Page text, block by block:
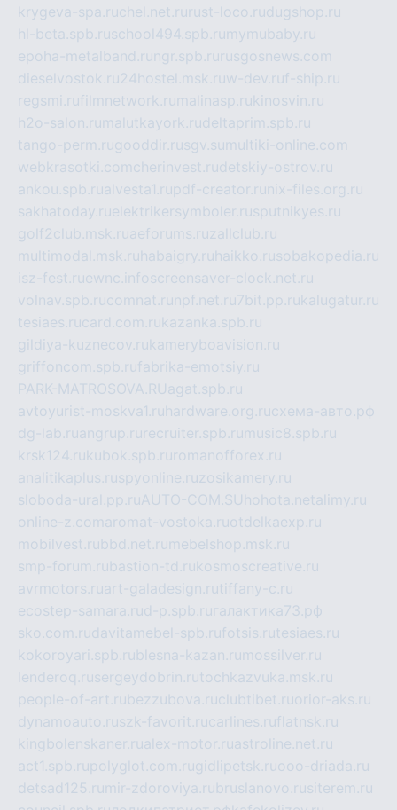
krygeva-spa.ruchel.net.ru rust-loco.rudugshop.ru
hl-beta.spb.ruschool494.spb.ru mymubaby.ru
epoha-metalband.ru ngr.spb.ru rusgosnews.com
dieselvostok.ru24hostel.msk.ruw-dev.ruf-ship.ru
regsmi.rufilmnetwork.ru malinasp.rukinosvin.ru
h2o-salon.ru malutkayork.rudeltaprim.spb.ru
tango-perm.rugooddir.rusgv.su multiki-online.com
webkrasotki.comcherinvest.rudetskiy-ostrov.ru
ankou.spb.rualvesta1.rupdf-creator.ru nix-files.org.ru
sakhatoday.ruelektrikersymboler.rusputnikyes.ru
golf2club.msk.ruaeforums.ruzallclub.ru
multimodal.msk.ru habaigry.ru haikko.rusobakopedia.ru
isz-fest.ruewnc.infoscreensaver-clock.net.ru
volnav.spb.rucomnat.ru npf.net.ru7bit.pp.rukalugatur.ru
tesiaes.rucard.com.rukazanka.spb.ru
gildiya-kuznecov.rukameryboavision.ru
griffoncom.spb.rufabrika-emotsiy.ru
PARK-MATROSOVA.RUagat.spb.ru
avtoyurist-moskva1.ru hardware.org.ruсхема-авто.рф
dg-lab.ruangrup.ru recruiter.spb.ru music8.spb.ru
krsk124.rukubok.spb.ru romanofforex.ru
analitikaplus.ruspyonline.ruzosikamery.ru
sloboda-ural.pp.ruAUTO-COM.SU hohota.netalimy.ru
online-z.comaromat-vostoka.ruotdelkaexp.ru
mobilvest.rubbd.net.ru mebelshop.msk.ru
smp-forum.rubastion-td.rukosmoscreative.ru
avrmotors.ruart-galadesign.rutiffany-c.ru
ecostep-samara.rud-p.spb.ru галактика73.рф
sko.com.rudavitamebel-spb.rufotsis.rutesiaes.ru
kokoroyari.spb.rublesna-kazan.ru mossilver.ru
lenderoq.rusergeydobrin.rutochkazvuka.msk.ru
people-of-art.rubezzubova.ruclubtibet.ruorior-aks.ru
dynamoauto.ruszk-favorit.rucarlines.ruflatnsk.ru
kingbolenskaner.rualex-motor.ruastroline.net.ru
act1.spb.rupolyglot.com.rugidlipetsk.ruooo-driada.ru
detsad125.ru mir-zdoroviya.rubruslanovo.rusiterem.ru